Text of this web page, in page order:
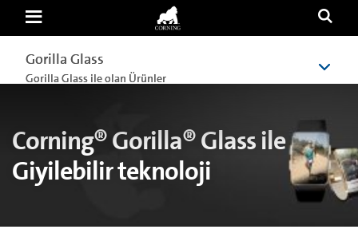
Gorilla®
Giyilebilir
|
Gorilla Glass
Gorilla Glass ile olan Ürünler
Gorilla Glass
Gorilla Glass ile olan Ürünler
Corning® Gorilla® Glass ile
Giyilebilir teknoloji